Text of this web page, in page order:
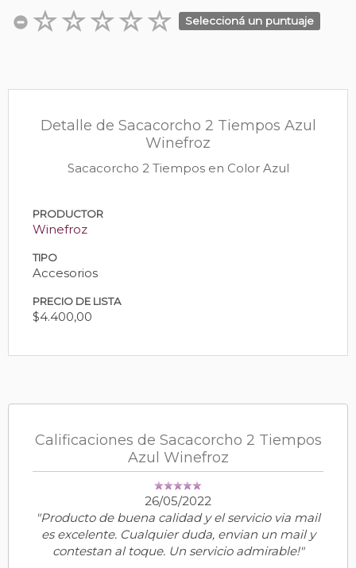
Seleccioná un puntuaje
Detalle de Sacacorcho 2 Tiempos Azul
Winefroz
Sacacorcho 2 Tiempos en Color Azul
PRODUCTOR
Winefroz
TIPO
Accesorios
PRECIO DE LISTA
$4.400,00
Calificaciones de Sacacorcho 2 Tiempos
Azul Winefroz
26/05/2022
"Producto de buena calidad y el servicio via mail
es excelente. Cualquier duda, envian un mail y
contestan al toque. Un servicio admirable!"